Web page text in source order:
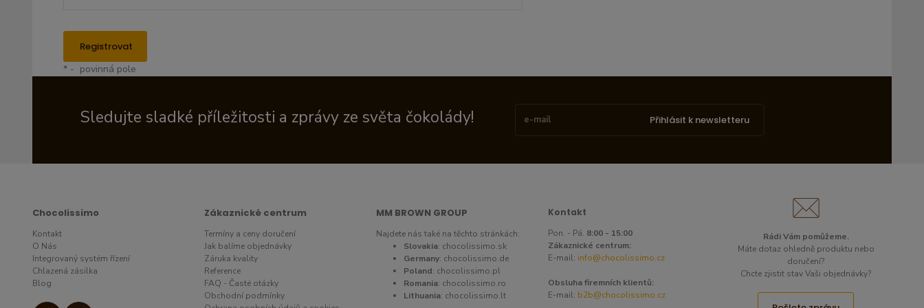
Registrovat
* - povinná pole
Sledujte sladké příležitosti a zprávy ze světa čokolády! Přihlásit k newsletteru
Chocolissimo
Kontakt
O Nás
Integrovaný systém řízení
Chlazená zásilka
Blog
Zákaznické centrum
Termíny a ceny doručení
Jak balíme objednávky
Záruka kvality
Reference
FAQ - Časté otázky
Obchodní podmínky
MM BROWN GROUP
Najdete nás také na těchto stránkách:
Slovakia: chocolissimo.sk
Germany: chocolissimo.de
Poland: chocolissimo.pl
Romania: chocolissimo.ro
Lithuania: chocolissimo.lt
Kontakt
Pon. - Pá. 8:00 - 15:00
Zákaznické centrum:
E-mail: info@chocolissimo.cz
Obsluha firemních klientů:
E-mail: b2b@chocolissimo.cz
Rádi Vám pomůžeme.
Máte dotaz ohledně produktu nebo
doručení?
Chcte zjistit stav Vaši objednávky?